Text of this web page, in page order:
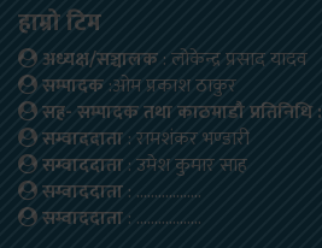
हाम्रो टिम
अध्यक्ष/सञ्चालक: लोकेन्द्र प्रसाद यादव
सम्पादक:ओम प्रकाश ठाकुर
सह- सम्पादक तथा काठमाडौ प्रतिनिधि :
सम्वाददाता: रामशंकर भण्डारी
सम्वाददाता: उमेश कुमार साह
सम्वाददाता: ………………
सम्वाददाता: ………………